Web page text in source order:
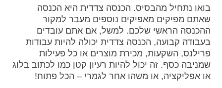
בואו נתחיל מהבסיס. הכנסה צדדית היא הכנסה
שאתם מפיקים מאפיקים נוספים מעבר למקור
ההכנסה הראשי שלכם. למשל, אם אתם עובדים
בעבודה קבועה, הכנסה צדדית יכולה להיות עבודות
פרילנס, השקעות, מכירת מוצרים או כל פעילות
שמניבה כסף. זה יכול להיות רעיון קטן כמו לכתוב בלוג
או אפליקציה, או משהו אחר לגמרי – הכל פתוח!